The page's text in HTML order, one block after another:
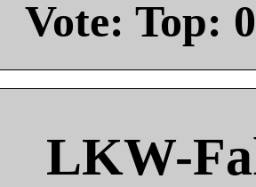
Vote: Top: 0
LKW-